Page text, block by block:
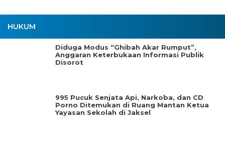
HUKUM
Diduga Modus “Ghibah Akar Rumput”,
Anggaran Keterbukaan Informasi Publik
Disorot
995 Pucuk Senjata Api, Narkoba, dan CD
Porno Ditemukan di Ruang Mantan Ketua
Yayasan Sekolah di Jaksel